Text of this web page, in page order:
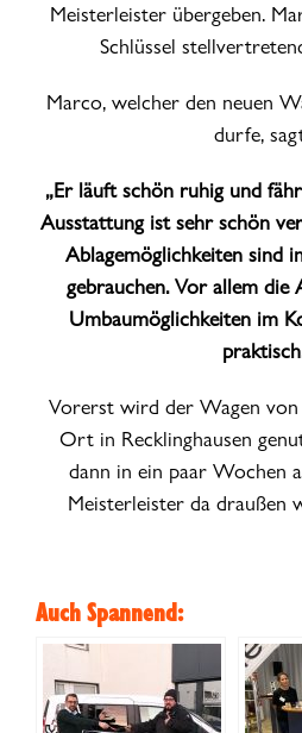
Meisterleister übergeben.
Schlüssel
Marco, welcher den neuen
durfe,
„Er läuft schön ruhig und
Ausstattung ist sehr schön
Ablagemöglichkeiten sind
gebrauchen. Vor allem die
Umbaumöglichkeiten im
Vorerst wird der Wagen
Ort in Recklinghausen
dann in ein paar Wochen
Meisterleister da draußen
Auch Spannend: